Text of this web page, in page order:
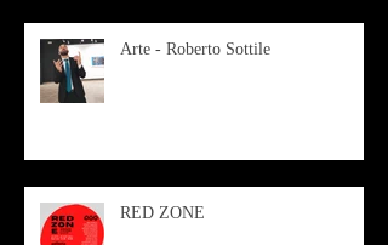
Arte - Roberto Sottile
RED ZONE